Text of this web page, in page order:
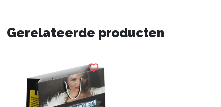
Gerelateerde producten